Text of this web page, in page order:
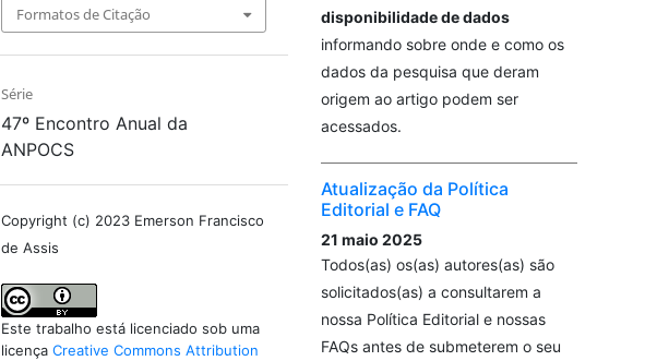
Formatos de Citação
Série
47º Encontro Anual da
ANPOCS
Copyright (c) 2023 Emerson Francisco
de Assis
Este trabalho está licenciado sob uma
licençaCreative Commons Attribution
disponibilidade de dados
informando sobre onde e como os
dados da pesquisa que deram
origem ao artigo podem ser
acessados.
Atualização da Política
Editorial e FAQ
21 maio 2025
Todos(as) os(as) autores(as) são
solicitados(as) a consultarem a
nossa Política Editorial e nossas
FAQs antes de submeterem o seu